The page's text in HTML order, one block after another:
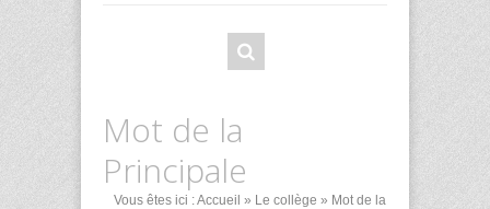
Mot de la
Principale
Vous êtes ici :Accueil » Le collège » Mot de la